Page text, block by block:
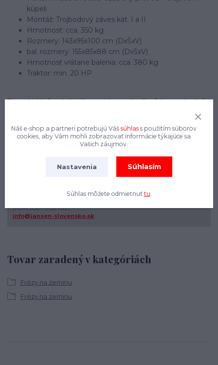
kúpeli
Montáž: Trojbodový záves kat. I a II
Hmotnosť: cca. 350 kg
Rozmery: 143x95x100 cm (DxŠxV)
bal. rozmery: 155x85x88 cm (DxŠxV)
Hmotnosť vrátane balenia: cca. 380 kg
Traktor: min. 20 HP
Tento kultivátor je ideálny pre kompaktné a úzkorozchodné
Tovar zaradený v kategóriách
Frézy na zeminu
Frézy na zeminu
(Po-Pi, 8:30 - 17:00 hod.)
info@jansen-slovensko.sk
Náš e-shop a partneri potrebujú Vášsúhlas s použitím súborov
cookies, aby Vám mohli zobrazovať informácie týkajúce sa
Vašich záujmov.
Nastavenia Súhlasím
Súhlas môžete odmietnuť tu